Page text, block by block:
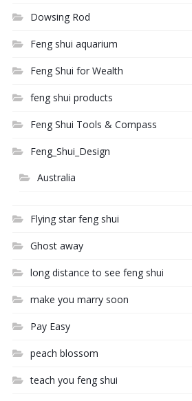
Dowsing Rod
Feng shui aquarium
Feng Shui for Wealth
feng shui products
Feng Shui Tools & Compass
Feng_Shui_Design
Australia
Flying star feng shui
Ghost away
long distance to see feng shui
make you marry soon
Pay Easy
peach blossom
teach you feng shui